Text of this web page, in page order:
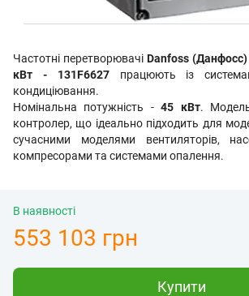
Частотні перетворювачіDanfoss
кВт - 131F6627працюють із
кондиціювання.
Номінальна потужність -45 кВт.
контролер, що ідеально підходить для
сучасними моделями вентиляторів,
компресорами та системами опалення.
В наявності
553 103 грн
Купити